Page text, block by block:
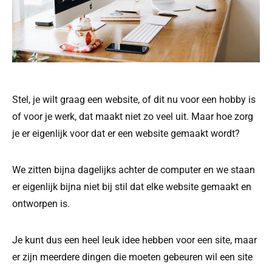
Stel, je wilt graag een website, of dit nu voor een hobby is
of voor je werk, dat maakt niet zo veel uit. Maar hoe zorg
je er eigenlijk voor dat er een website gemaakt wordt?
We zitten bijna dagelijks achter de computer en we staan
er eigenlijk bijna niet bij stil dat elke website gemaakt en
ontworpen is.
Je kunt dus een heel leuk idee hebben voor een site, maar
er zijn meerdere dingen die moeten gebeuren wil een site